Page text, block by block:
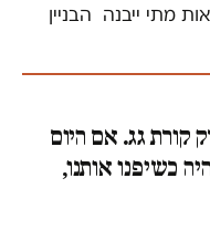
וודאות מתי ייבנה הבניין
גג. אם היום
כשיפנו אותנו,